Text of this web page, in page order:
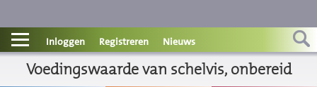
Contact
Informatie
Inloggen Registreren Nieuws
Voedingswaarde van schelvis, onbereid